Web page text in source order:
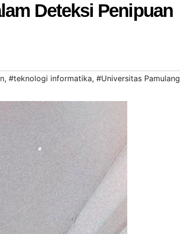
Deteksi Penipuan
, #teknologi informatika, #Universitas Pamulang